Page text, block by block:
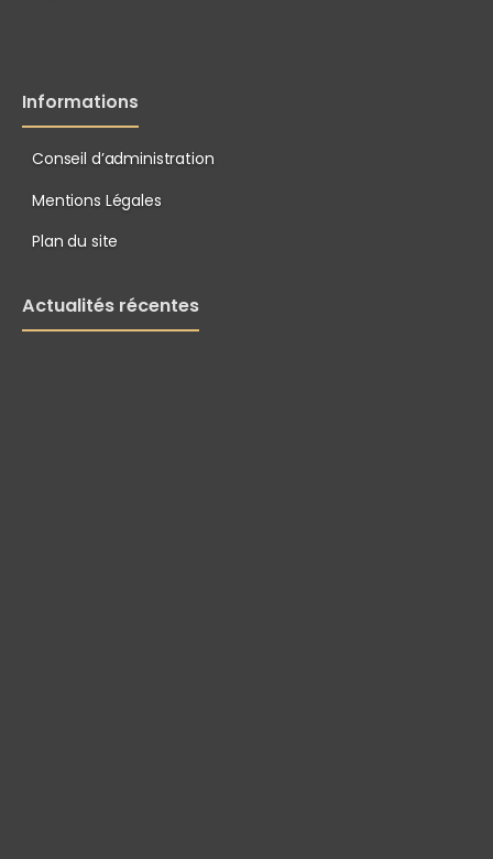
Informations
Conseil d’administration
Mentions Légales
Plan du site
Actualités récentes